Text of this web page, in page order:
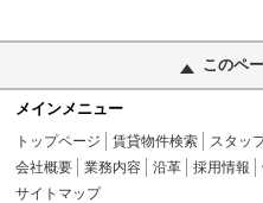
このペ
メインメニュー
トップページ 賃貸物件検索 スタッ
会社概要
業務内容 沿革 採用情報
サイトマップ